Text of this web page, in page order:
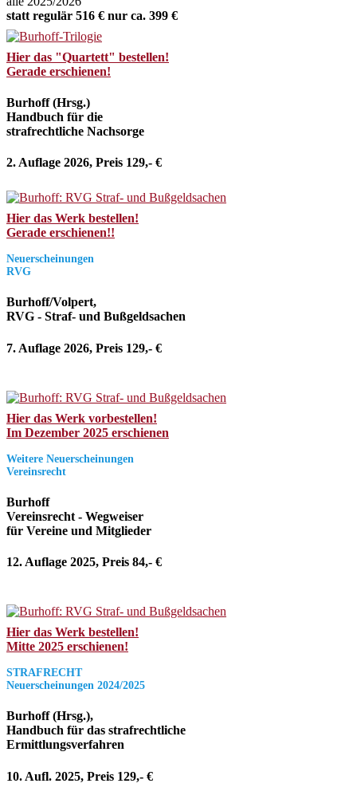
statt regulär 516 € nur ca. 399 €
Hier das "Quartett" bestellen!
Gerade erschienen!
Burhoff (Hrsg.)
Handbuch für die
strafrechtliche Nachsorge
2. Auflage 2026, Preis 129,- €
Hier das Werk bestellen!
Gerade erschienen!!
Neuerscheinungen
RVG
Burhoff/Volpert,
RVG - Straf- und Bußgeldsachen
7. Auflage 2026, Preis 129,- €
Hier das Werk vorbestellen!
Im Dezember 2025 erschienen
Weitere Neuerscheinungen
Vereinsrecht
Burhoff
Vereinsrecht - Wegweiser
für Vereine und Mitglieder
12. Auflage 2025, Preis 84,- €
Hier das Werk bestellen!
Mitte 2025 erschienen!
STRAFRECHT
Neuerscheinungen 2024/2025
Burhoff (Hrsg.),
Handbuch für das strafrechtliche
Ermittlungsverfahren
10. Aufl. 2025, Preis 129,- €